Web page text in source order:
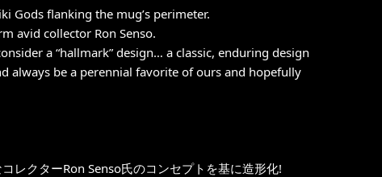
Gods flanking the mug’s perimeter.
avid collector Ron Senso.
a “hallmark” design… a classic, enduring design
always be a perennial favorite of ours and hopefully
レクターRon Senso氏のコンセプトを基に造形化!